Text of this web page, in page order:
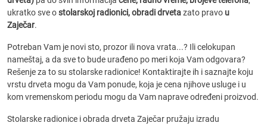
ukratko sve ostolarskoj radionici, obradi drvetazato pravo u
Zaječar.
Potreban Vam je novi sto, prozor ili nova vrata...? Ili celokupan
nameštaj, a da sve to bude urađeno po meri koja Vam odgovara?
Rešenje za to su stolarske radionice! Kontaktirajte ih i saznajte koju
vrstu drveta mogu da Vam ponude, koja je cena njihove usluge i u
kom vremenskom periodu mogu da Vam naprave određeni proizvod.
Stolarske radionice i obrada drveta Zaječar pružaju izradu